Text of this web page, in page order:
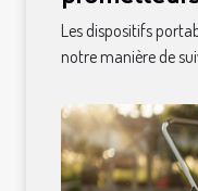
individuel
Les dispositifs
notre manière de